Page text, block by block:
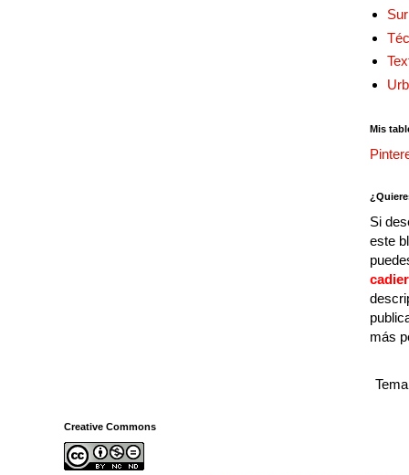
Mis
Si
este
más
Creative Commons